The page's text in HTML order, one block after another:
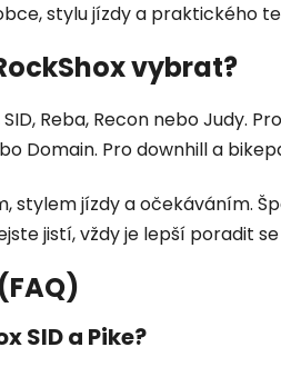
stylu jízdy a praktického
vybrat?
Reba, Recon nebo Judy.
Domain. Pro downhill a
stylem jízdy a
jistí, vždy je lepší poradit
SID a Pike?